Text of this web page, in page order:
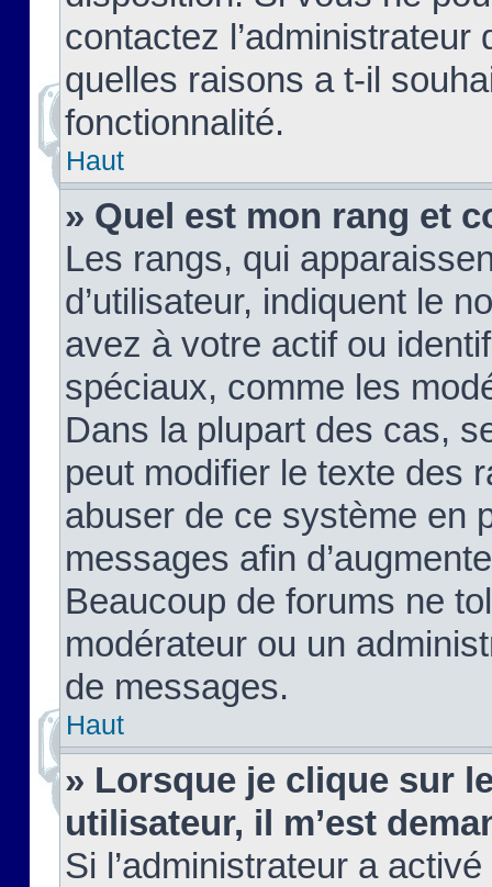
contactez
quelles raisons a t-il
fonctionnalité.
Haut
» Quel est mon rang et
Les rangs, qui
d’utilisateur, indiquent le
avez à votre actif ou
spéciaux, comme les
Dans la plupart des cas,
peut modifier le texte des
abuser de ce système en
messages afin
Beaucoup de forums ne
modérateur ou un
de messages.
Haut
» Lorsque je clique sur
utilisateur, il m’est
Si l’administrateur a